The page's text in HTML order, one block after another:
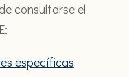
consultarse el
específicas